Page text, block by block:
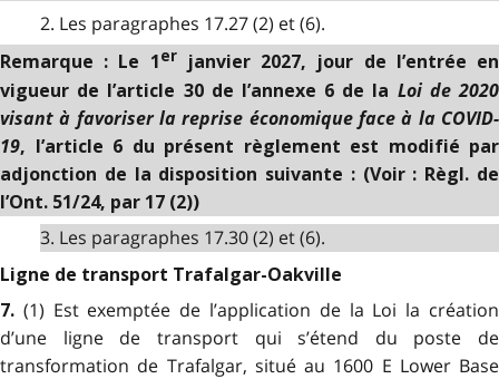
2. Les paragraphes 17.27 (2) et (6).
Remarque : Le 1 er
janvier 2027, jour de l’entrée en
vigueur de l’article 30 de l’annexe 6 de la Loi de 2020
visant à favoriser la reprise économique face à la COVID-
19, l’article 6 du présent règlement est modifié par
adjonction de la disposition suivante : (Voir : Règl. de
l’Ont. 51/24, par 17 (2))
3. Les paragraphes 17.30 (2) et (6).
Ligne de transport Trafalgar-Oakville
7. (1) Est exemptée de l’application de la Loi la création
d’une ligne de transport qui s’étend du poste de
transformation de Trafalgar, situé au 1600 E Lower Base